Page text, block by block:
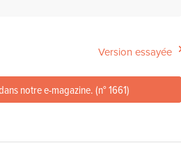
Version essayée
notre e-magazine. (n° 1661)